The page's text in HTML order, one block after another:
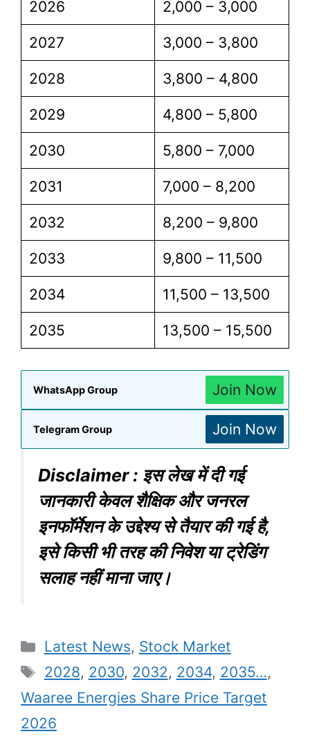
2026 2,000 – 3,000
2027 3,000 – 3,800
2028 3,800 – 4,800
2029 4,800 – 5,800
2030 5,800 – 7,000
2031 7,000 – 8,200
2032 8,200 – 9,800
2033 9,800 – 11,500
2034 11,500 – 13,500
2035 13,500 – 15,500
WhatsApp Group Join Now
Telegram Group Join Now
Disclaimer : इस लेख में दी गई
जानकारी केवल शैक्षिक और जनरल
इनफॉर्मेशन के उद्देश्य से तैयार की गई है,
इसे किसी भी तरह की निवेश या ट्रेडिंग
सलाह नहीं माना जाए।
Categories
Latest News, Stock Market
Tags
2028, 2030, 2032, 2034, 2035…,
Waaree Energies Share Price Target
2026